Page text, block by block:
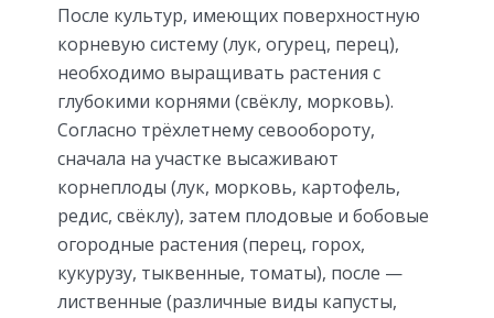
После культур, имеющих поверхностную
корневую систему (лук, огурец, перец),
необходимо выращивать растения с
глубокими корнями (свёклу, морковь).
Согласно трёхлетнему севообороту,
сначала на участке высаживают
корнеплоды (лук, морковь, картофель,
редис, свёклу), затем плодовые и бобовые
огородные растения (перец, горох,
кукурузу, тыквенные, томаты), после —
лиственные (различные виды капусты,